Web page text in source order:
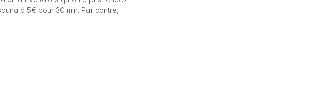
à 5€ pour 30 min. Par contre,